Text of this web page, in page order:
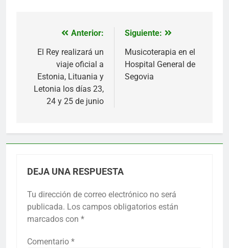
Navegación
de
entradas
Anterior:
El Rey realizará un
viaje oficial a
Estonia, Lituania y
Letonia los días 23,
24 y 25 de junio
Siguiente:
Musicoterapia en el
Hospital General de
Segovia
DEJA UNA RESPUESTA
Tu dirección de correo electrónico no será
publicada. Los campos obligatorios están
marcados con *
Comentario *